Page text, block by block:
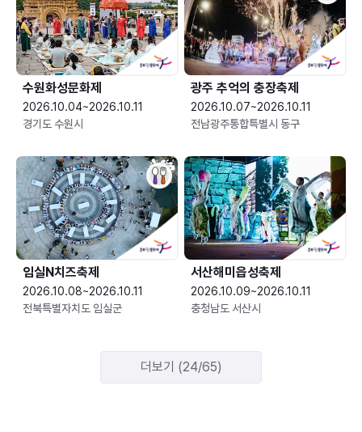
수원화성문화제
2026.10.04~2026.10.11
경기도 수원시
광주 추억의 충장축제
2026.10.07~2026.10.11
전남광주통합특별시 동구
임실N치즈축제
2026.10.08~2026.10.11
전북특별자치도 임실군
서산해미읍성축제
2026.10.09~2026.10.11
충청남도 서산시
더보기 (24/65)